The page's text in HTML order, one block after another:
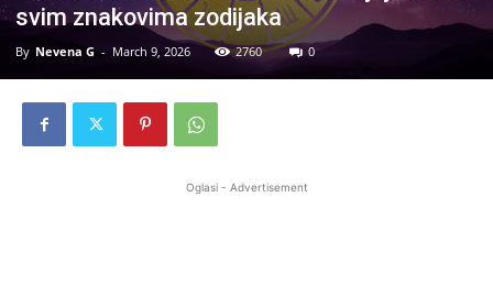
svim znakovima zodijaka
By Nevena G - March 9, 2026 2760 0
Oglasi - Advertisement